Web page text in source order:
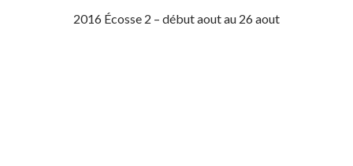
2016 Écosse 2 – début aout au 26 aout